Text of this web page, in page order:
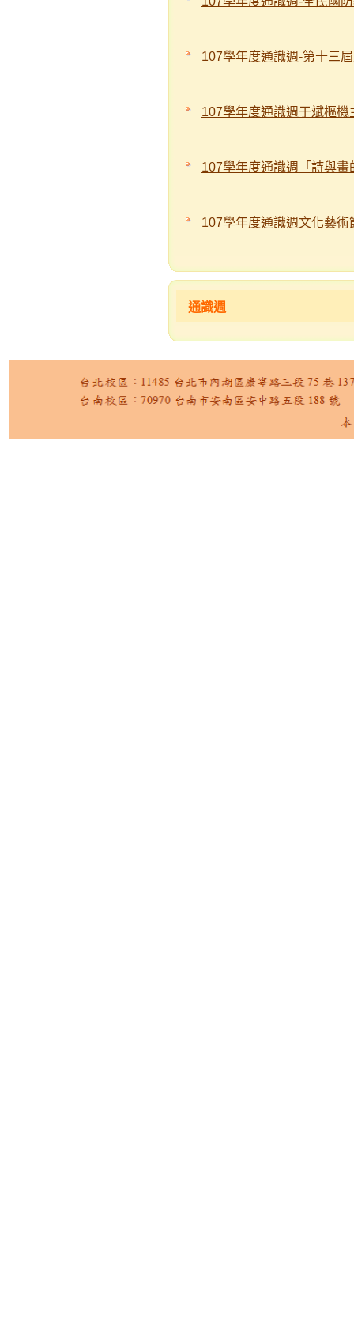
107學年度通識週-第十三
107學年度通識週于斌樞
107學年度通識週「詩與畫
107學年度通識週文化藝
通識週